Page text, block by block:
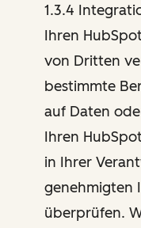
1.3.4
Ihren
von Dritten
bestimmte
auf Daten
Ihren
in Ihrer
genehmigten
überprüfen.